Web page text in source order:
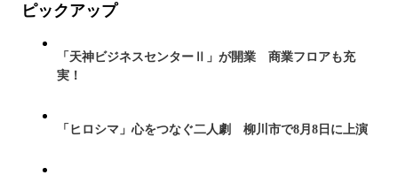
ピックアップ
「天神ビジネスセンターⅡ」が開業 商業フロアも充
実！
「ヒロシマ」心をつなぐ二人劇 柳川市で8月8日に上演